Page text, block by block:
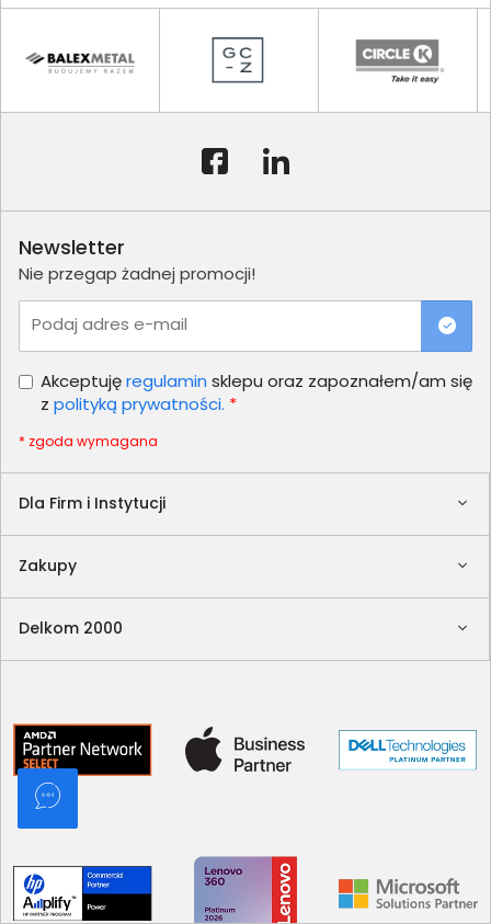
Dla Firm i Instytucji
Zakupy
Delkom 2000
Newsletter
Nie przegap żadnej promocji!
Podaj adres e-mail
Akceptujęregulamin sklepu oraz zapoznałem/am się
z polityką prywatności. *
* zgoda wymagana